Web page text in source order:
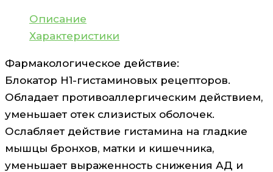
Описание
Характеристики
Фармакологическое действие:
Блокатор H1-гистаминовых рецепторов.
Обладает противоаллергическим действием,
уменьшает отек слизистых оболочек.
Ослабляет действие гистамина на гладкие
мышцы бронхов, матки и кишечника,
уменьшает выраженность снижения АД и